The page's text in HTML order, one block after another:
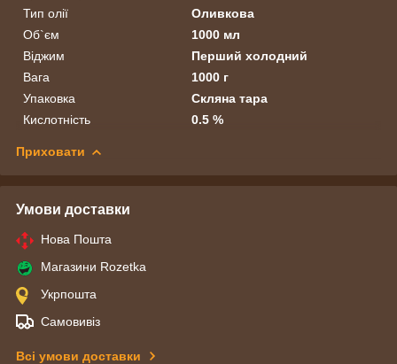
Тип олії
Оливкова
Об`єм
1000 мл
Віджим
Перший холодний
Вага
1000 г
Упаковка
Скляна тара
Кислотність
0.5 %
Приховати
Умови доставки
Нова Пошта
Магазини Rozetka
Укрпошта
Самовивіз
Всі умови доставки